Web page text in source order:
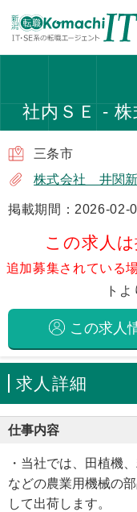
社内ＳＥ -
三条市
株式会社 井関
掲載期間：2026-02-
この求人
追加募集されている
ト
この求人
求人詳細
仕事内容
・当社では、田植機
などの農業用機械の
して出荷します。